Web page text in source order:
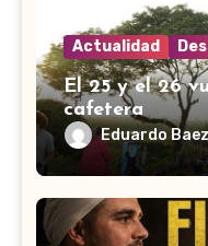
Actualidad
El 25 y el 26
cafetera
Eduardo